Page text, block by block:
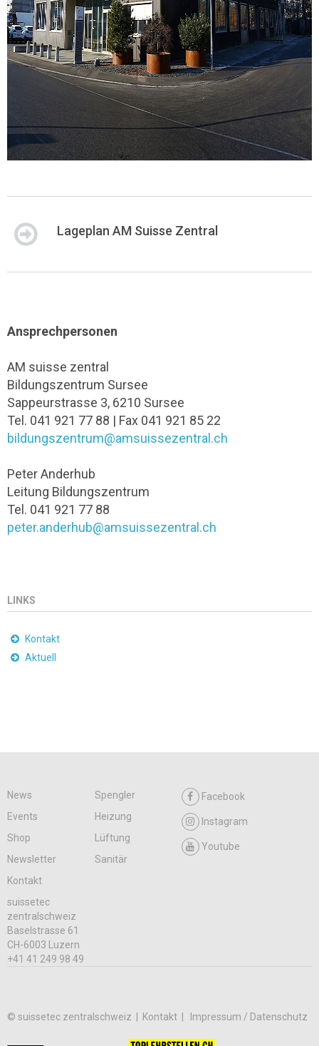
Lageplan AM Suisse Zentral
Ansprechpersonen
AM suisse zentral
Bildungszentrum Sursee
Sappeurstrasse 3, 6210 Sursee
Tel. 041 921 77 88 | Fax 041 921 85 22
bildungszentrum@amsuissezentral.ch
Peter Anderhub
Leitung Bildungszentrum
Tel. 041 921 77 88
peter.anderhub@amsuissezentral.ch
LINKS
Kontakt
Aktuell
News
Spengler
Events
Heizung
Shop
Lüftung
Newsletter
Sanitär
Kontakt
Facebook
Instagram
Youtube
suissetec
zentralschweiz
Baselstrasse 61
CH-6003 Luzern
+41 41 249 98 49
© suissetec zentralschweiz | Kontakt Impressum / Datenschutz